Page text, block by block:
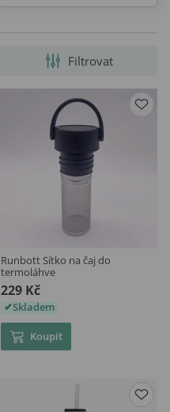
Filtrovat
Runbott Sítko na čaj do
termoláhve
229 Kč
Skladem
Koupit